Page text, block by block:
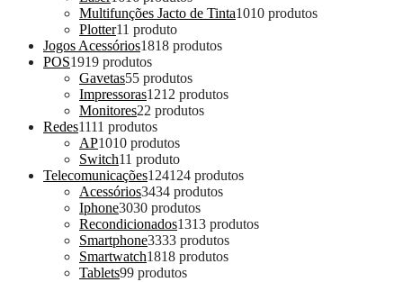
Multifunções Jacto de Tinta1010 produtos
Plotter11 produto
Jogos Acessórios1818 produtos
POS1919 produtos
Gavetas55 produtos
Impressoras1212 produtos
Monitores22 produtos
Redes1111 produtos
AP1010 produtos
Switch11 produto
Telecomunicações124124 produtos
Acessórios3434 produtos
Iphone3030 produtos
Recondicionados1313 produtos
Smartphone3333 produtos
Smartwatch1818 produtos
Tablets99 produtos